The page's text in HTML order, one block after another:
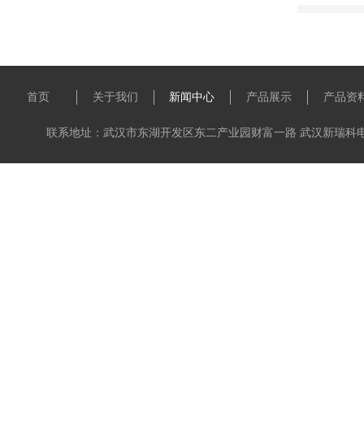
首页 关于我们 新闻中心 产品展示 产品资
联系地址：武汉市东湖开发区东二产业园财富一路 武汉新瑞